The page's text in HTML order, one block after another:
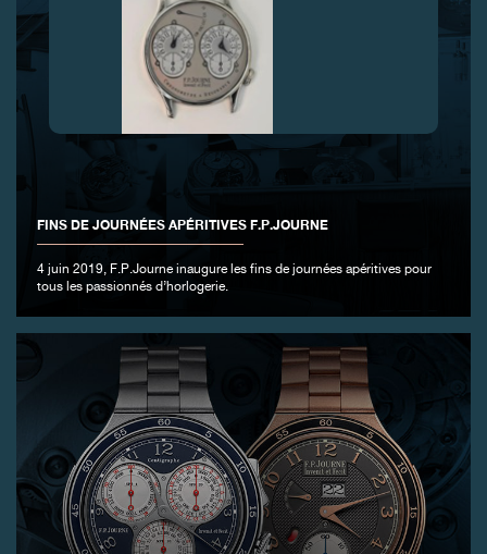
FINS DE JOURNÉES APÉRITIVES F.P.JOURNE
4 juin 2019, F.P.Journe inaugure les fins de journées apéritives pour
tous les passionnés d’horlogerie.
FAUX